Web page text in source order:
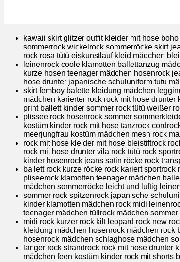
kawaii skirt glitzer outfit kleider mit hose
sommerrock wickelrock sommerröcke skirt
rock rosa tütü eiskunstlauf kleid mädchen
leinenrock coole klamotten ballettanzug
kurze hosen teenager mädchen hosenrock
hose drunter japanische schuluniform tutu
skirt femboy balette kleidung mädchen
mädchen karierter rock rock mit hose
print ballett kinder sommer rock tütü weißer
plissee rock hosenrock sommer
kostüm kinder rock mit hose tanzrock
meerjungfrau kostüm mädchen mesh rock
rock mit hose kleider mit hose bleistiftrock
rock mit hose drunter vila rock tütü rock
kinder hosenrock jeans satin röcke rock
ballett rock kurze röcke rock kariert
pliseerock klamotten teenager mädchen
mädchen sommerröcke leicht und luftig
sommer rock spitzenrock japanische
kinder klamotten mädchen rock midi
teenager mädchen tüllrock mädchen
midi rock kurzer rock kilt leopard rock new
kleidung mädchen hosenrock mädchen
hosenrock mädchen schlaghose mädchen
langer rock strandrock rock mit hose
mädchen feen kostüm kinder rock mit shorts